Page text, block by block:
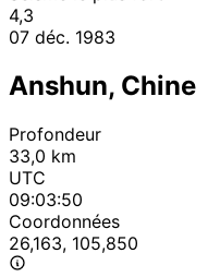
4,3
07 déc. 1983
Anshun, Chine
Profondeur
33,0 km
UTC
09:03:50
Coordonnées
26,163, 105,850